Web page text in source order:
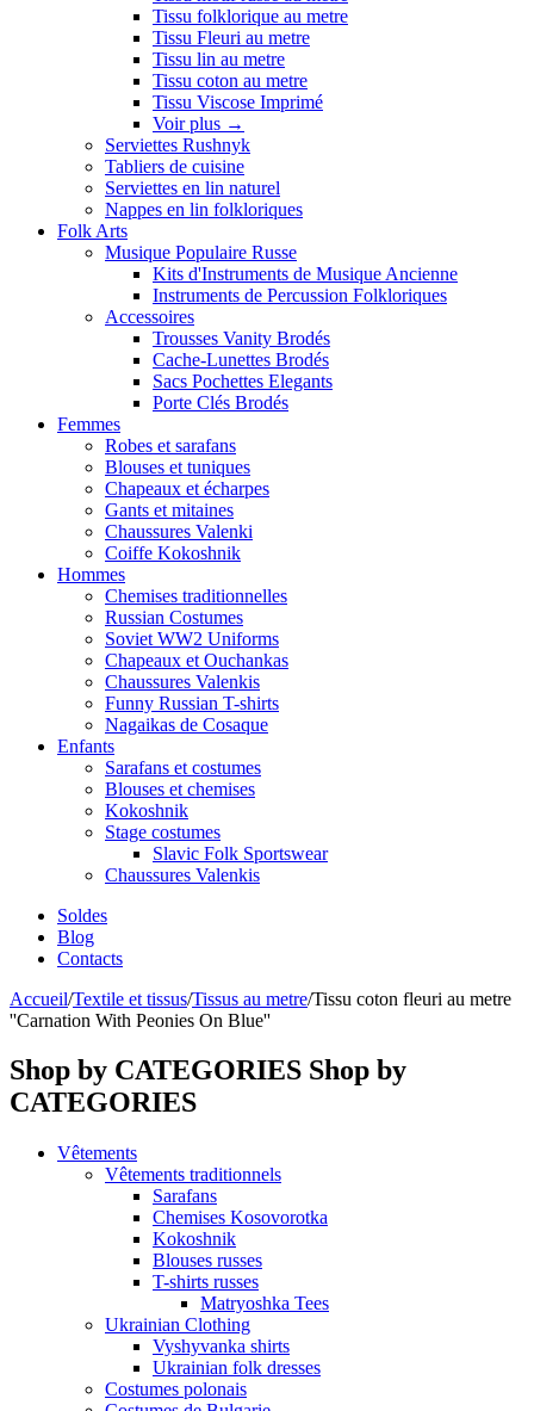
Tissu folklorique au metre
Tissu Fleuri au metre
Tissu lin au metre
Tissu coton au metre
Tissu Viscose Imprimé
Voir plus →
Serviettes Rushnyk
Tabliers de cuisine
Serviettes en lin naturel
Nappes en lin folkloriques
Folk Arts
Musique Populaire Russe
Kits d'Instruments de Musique Ancienne
Instruments de Percussion Folkloriques
Accessoires
Trousses Vanity Brodés
Cache-Lunettes Brodés
Sacs Pochettes Elegants
Porte Clés Brodés
Femmes
Robes et sarafans
Blouses et tuniques
Chapeaux et écharpes
Gants et mitaines
Chaussures Valenki
Coiffe Kokoshnik
Hommes
Chemises traditionnelles
Russian Costumes
Soviet WW2 Uniforms
Chapeaux et Ouchankas
Chaussures Valenkis
Funny Russian T-shirts
Nagaikas de Cosaque
Enfants
Sarafans et costumes
Blouses et chemises
Kokoshnik
Stage costumes
Slavic Folk Sportswear
Chaussures Valenkis
Soldes
Blog
Contacts
Accueil/Textile et tissus/Tissus au metre/Tissu coton fleuri au metre
''Carnation With Peonies On Blue''
Shop by CATEGORIES Shop by
CATEGORIES
Vêtements
Vêtements traditionnels
Sarafans
Chemises Kosovorotka
Kokoshnik
Blouses russes
T-shirts russes
Matryoshka Tees
Ukrainian Clothing
Vyshyvanka shirts
Ukrainian folk dresses
Costumes polonais